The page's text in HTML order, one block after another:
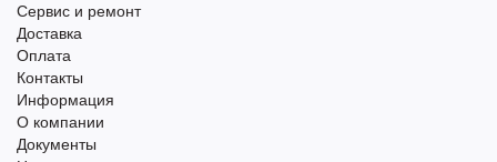
Сервис и ремонт
Доставка
Оплата
Контакты
Информация
О компании
Документы